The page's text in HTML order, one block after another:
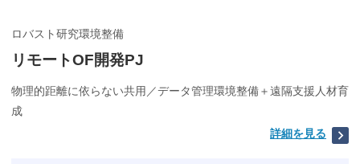
ロバスト研究環境整備
リモートOF開発PJ
物理的距離に依らない共用／データ管理環境整備＋遠隔支援人材育
成
詳細を見る